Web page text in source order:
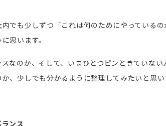
でも少しずつ「これは何のためにやっているの
思います。
なのか、そして、いまひとつピンときていない
、少しでも分かるように整理してみたいと思い
ンス